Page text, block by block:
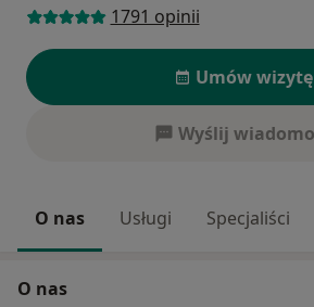
1791 opinii
Umów wizytę
Wyślij
O nas Usługi Specjaliści
O nas